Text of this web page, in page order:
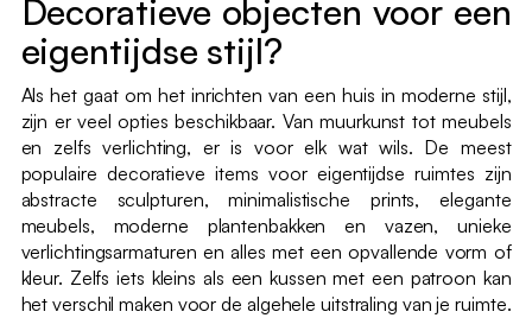
Decoratieve objecten voor een
eigentijdse stijl?
Als het gaat om het inrichten van een huis in moderne stijl,
zijn er veel opties beschikbaar. Van muurkunst tot meubels
en zelfs verlichting, er is voor elk wat wils. De meest
populaire decoratieve items voor eigentijdse ruimtes zijn
abstracte sculpturen, minimalistische prints, elegante
meubels, moderne plantenbakken en vazen, unieke
verlichtingsarmaturen en alles met een opvallende vorm of
kleur. Zelfs iets kleins als een kussen met een patroon kan
het verschil maken voor de algehele uitstraling van je ruimte.